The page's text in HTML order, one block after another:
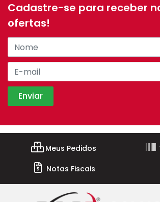
Cadastre-se para receber
ofertas!
Meus Pedidos
Notas Fiscais